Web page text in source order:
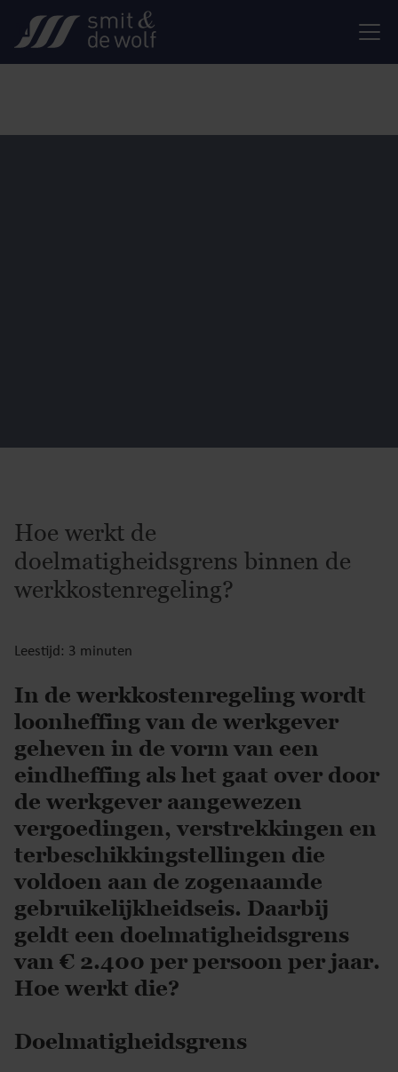
Hoe werkt de
doelmatigheidsgrens binnen de
werkkostenregeling?
Leestijd: 3 minuten
In de werkkostenregeling wordt
loonheffing van de werkgever
geheven in de vorm van een
eindheffing als het gaat over door
de werkgever aangewezen
vergoedingen, verstrekkingen en
terbeschikkingstellingen die
voldoen aan de zogenaamde
gebruikelijkheidseis. Daarbij
geldt een doelmatigheidsgrens
van € 2.400 per persoon per jaar.
Hoe werkt die?
Doelmatigheidsgrens